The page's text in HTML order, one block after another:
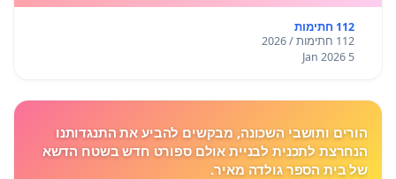
112 חתימות
112 חתימות / 2026
5 Jan 2026
הורים ותושבי השכונה, מבקשים להביע את התנגדותנו
הנחרצת לתכנית לבניית אולם ספורט חדש בשטח הדשא
של בית הספר גולדה מאיר.